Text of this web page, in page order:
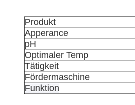
Produkt
Apperance
pH
Optimaler Temp
Tätigkeit
Fördermaschine
Funktion